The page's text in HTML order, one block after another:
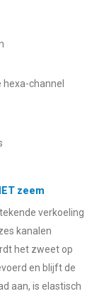
channel
zeem
verkoeling
kanalen
het zweet op
en blijft de
aan, is elastisch